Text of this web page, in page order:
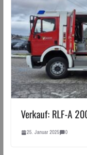
Verkauf: RLF-A
25. Januar 2025 0